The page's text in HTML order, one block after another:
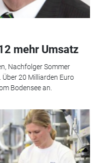
mehr Umsatz
Nachfolger Sommer
20 Milliarden Euro
Bodensee an.